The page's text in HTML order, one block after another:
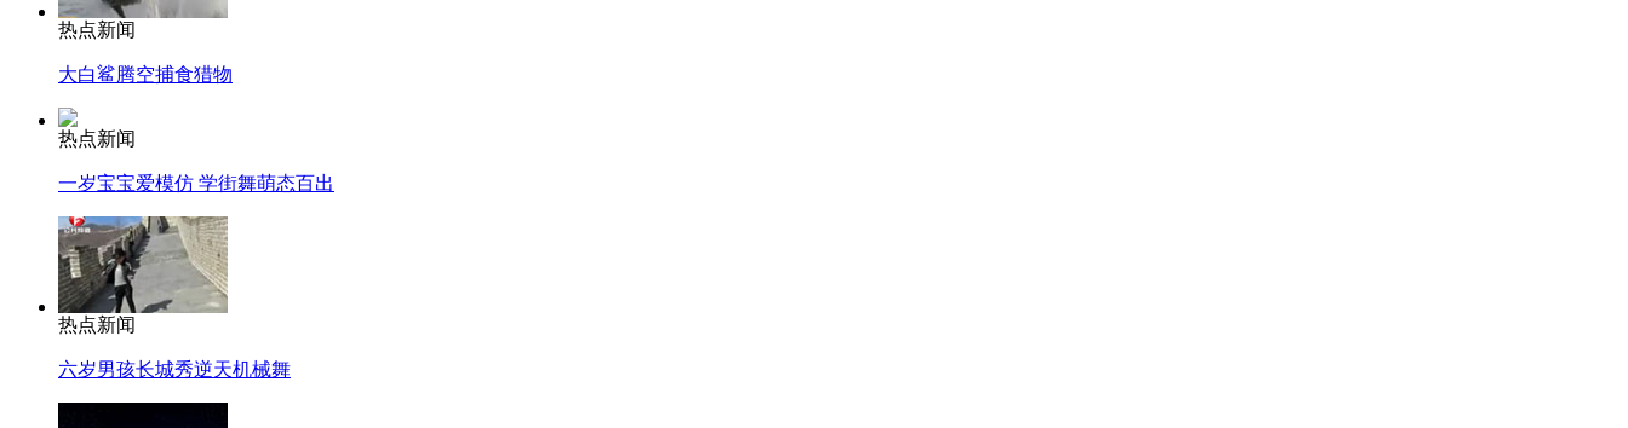
热点新闻
大白鲨腾空捕食猎物
热点新闻
一岁宝宝爱模仿 学街舞萌态百出
热点新闻
六岁男孩长城秀逆天机械舞